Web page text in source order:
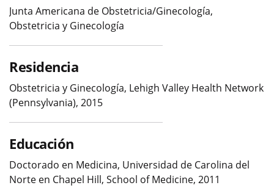
Junta Americana de Obstetricia/Ginecología,
Obstetricia y Ginecología
Residencia
Obstetricia y Ginecología, Lehigh Valley Health Network
(Pennsylvania), 2015
Educación
Doctorado en Medicina, Universidad de Carolina del
Norte en Chapel Hill, School of Medicine, 2011